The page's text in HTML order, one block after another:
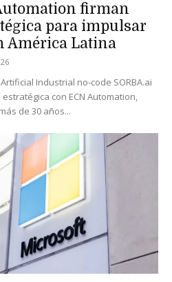
firman
para impulsar
América Latina
Industrial no-code SORBA.ai
con ECN Automation,
de 30 años...